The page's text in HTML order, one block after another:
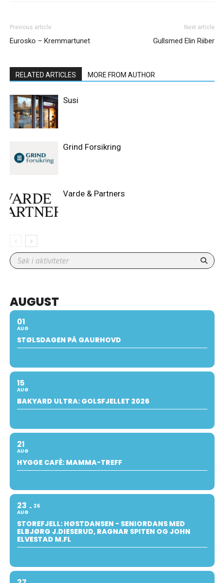
Previous article
Eurosko – Kremmartunet
Next article
Gullsmed Elin Riiber
RELATED ARTICLES MORE FROM AUTHOR
Susi
Grind Forsikring
Varde & Partners
AUGUST
01
AUG
STØLSDAGEN PÅ GAURHOVD
15
AUG
BAKYARD ULTRA: GOLSFJELLET 2026
21
AUG
HYGGE CAFÈ: MAMMA-TREFF
23
AUG
26
STOREFJELL: HØSTDANSEN - SENIORDANS MED
ELBJØRG J.DIESERUD, RAGNAR SPITEN OG JOHN
ELVESTAD M.FL